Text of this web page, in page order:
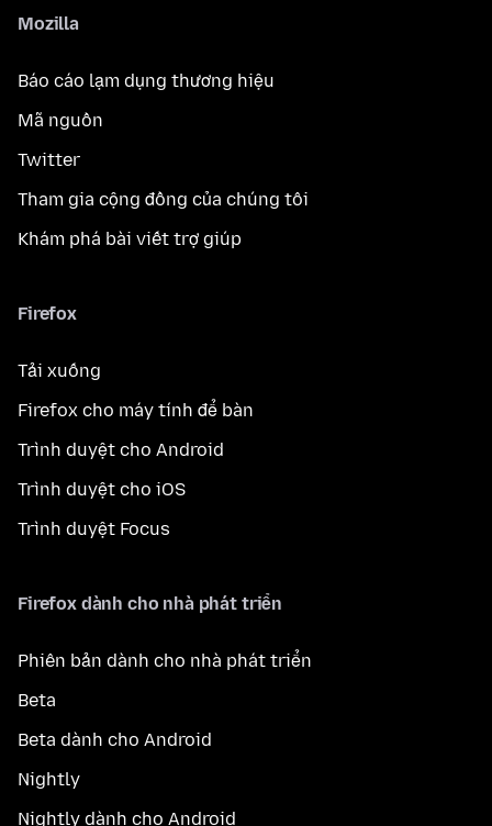
Mozilla
Báo cáo lạm dụng thương hiệu
Mã nguồn
Twitter
Tham gia cộng đồng của chúng tôi
Khám phá bài viết trợ giúp
Firefox
Tải xuống
Firefox cho máy tính để bàn
Trình duyệt cho Android
Trình duyệt cho iOS
Trình duyệt Focus
Firefox dành cho nhà phát triển
Phiên bản dành cho nhà phát triển
Beta
Beta dành cho Android
Nightly
Nightly dành cho Android